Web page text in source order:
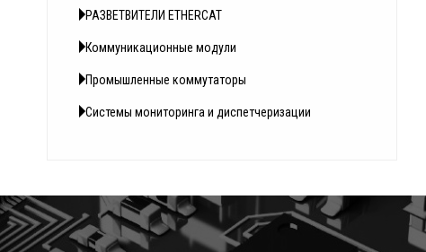
РАЗВЕТВИТЕЛИ ETHERCAT
Коммуникационные модули
Промышленные коммутаторы
Системы мониторинга и диспетчеризации